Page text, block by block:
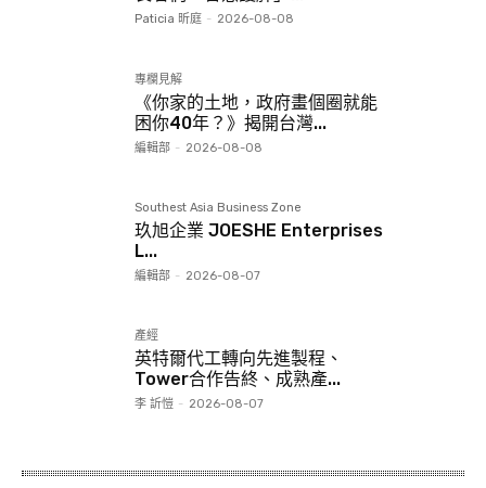
Paticia 昕庭 - 2026-08-08
專欄見解
《你家的土地，政府畫個圈就能
困你40年？》揭開台灣...
編輯部 - 2026-08-08
Southest Asia Business Zone
玖旭企業 JOESHE Enterprises
L...
編輯部 - 2026-08-07
產經
英特爾代工轉向先進製程、
Tower合作告終、成熟產...
李 訢愷 - 2026-08-07